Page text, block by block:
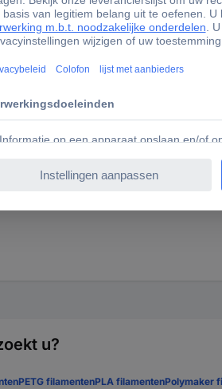
getrokken en heeft het polymeer
van de tussenlaag.
kan met RAISE3D Hyper
afgedrukte onderdelen
en een hoge sterkte in Z-richting
u?
PETG filamentenPLA filamentenPolymaker